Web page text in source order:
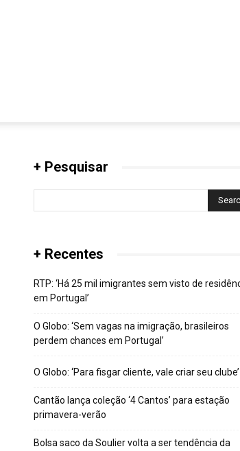
+ Pesquisar
+ Recentes
RTP: ‘Há 25 mil imigrantes sem visto de
em Portugal’
O Globo: ‘Sem vagas na imigração, brasileiros
perdem chances em Portugal’
O Globo: ‘Para fisgar cliente, vale criar seu clube’
Cantão lança coleção ‘4 Cantos’ para estação
primavera-verão
Bolsa saco da Soulier volta a ser tendência da